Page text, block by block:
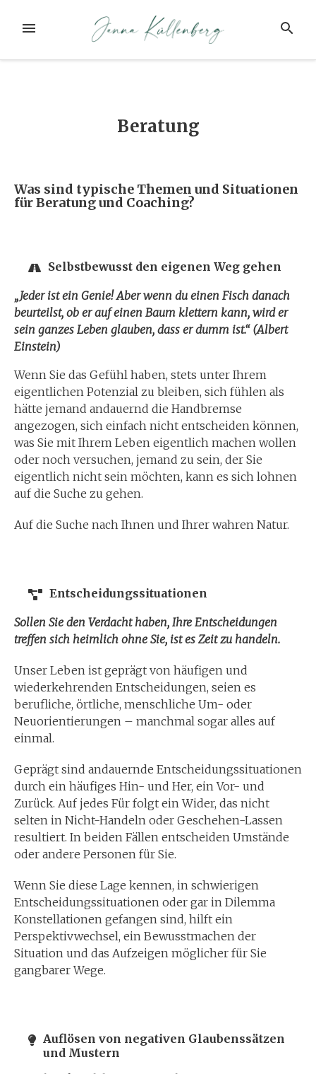
InhaltMENÜ SUCHE
Beratung
Was sind typische Themen und Situationen
für Beratung und Coaching?
Selbstbewusst den eigenen Weg gehen
„Jeder ist ein Genie! Aber wenn du einen Fisch danach
beurteilst, ob er auf einen Baum klettern kann, wird er
sein ganzes Leben glauben, dass er dumm ist.“ (Albert
Einstein)
Wenn Sie das Gefühl haben, stets unter Ihrem
eigentlichen Potenzial zu bleiben, sich fühlen als
hätte jemand andauernd die Handbremse
angezogen, sich einfach nicht entscheiden können,
was Sie mit Ihrem Leben eigentlich machen wollen
oder noch versuchen, jemand zu sein, der Sie
eigentlich nicht sein möchten, kann es sich lohnen
auf die Suche zu gehen.
Auf die Suche nach Ihnen und Ihrer wahren Natur.
Entscheidungssituationen
Sollen Sie den Verdacht haben, Ihre Entscheidungen
treffen sich heimlich ohne Sie, ist es Zeit zu handeln.
Unser Leben ist geprägt von häufigen und
wiederkehrenden Entscheidungen, seien es
berufliche, örtliche, menschliche Um- oder
Neuorientierungen – manchmal sogar alles auf
einmal.
Geprägt sind andauernde Entscheidungssituationen
durch ein häufiges Hin- und Her, ein Vor- und
Zurück. Auf jedes Für folgt ein Wider, das nicht
selten in Nicht-Handeln oder Geschehen-Lassen
resultiert. In beiden Fällen entscheiden Umstände
oder andere Personen für Sie.
Wenn Sie diese Lage kennen, in schwierigen
Entscheidungssituationen oder gar in Dilemma
Konstellationen gefangen sind, hilft ein
Perspektivwechsel, ein Bewusstmachen der
Situation und das Aufzeigen möglicher für Sie
gangbarer Wege.
Auflösen von negativen Glaubenssätzen
und Mustern